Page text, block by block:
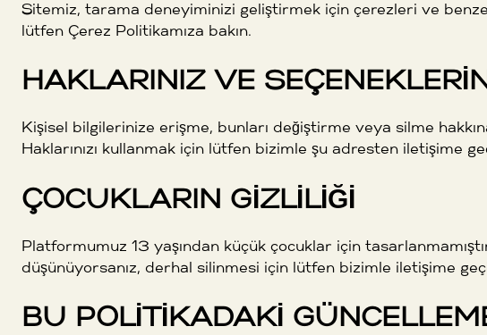
Sitemiz, tarama deneyiminizi geliştirmek için çerezleri ve
lütfen Çerez Politikamıza bakın.
HAKLARINIZ VE
Kişisel bilgilerinize erişme, bunları değiştirme veya silme
Haklarınızı kullanmak için lütfen bizimle şu adresten iletişime
ÇOCUKLARIN GIZLILIĞI
Platformumuz 13 yaşından küçük çocuklar için
düşünüyorsanız, derhal silinmesi için lütfen bizimle iletişime
BU POLITIKADAKI